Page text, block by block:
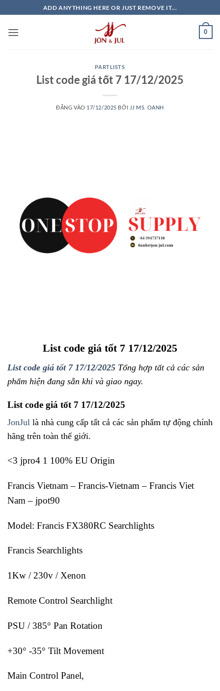
qua
nội
ADD ANYTHING HERE OR JUST REMOVE IT...
0
PARTLISTS
List code giá tốt 7 17/12/2025
ĐĂNG VÀO 17/12/2025 BỞI JJ MS. OANH
List code giá tốt 7 17/12/2025
List code giá tốt 7 17/12/2025 Tổng hợp tất cả các sản
phẩm hiện đang sẵn khi và giao ngay.
List code giá tốt 7 17/12/2025
JonJul là nhà cung cấp tất cả các sản phẩm tự động chính
hãng trên toàn thế giới.
<3 jpro4 1 100% EU Origin
Francis Vietnam – Francis-Vietnam – Francis Viet
Nam – jpot90
Model: Francis FX380RC Searchlights
Francis Searchlights
1Kw / 230v / Xenon
Remote Control Searchlight
PSU / 385° Pan Rotation
+30° -35° Tilt Movement
Main Control Panel,